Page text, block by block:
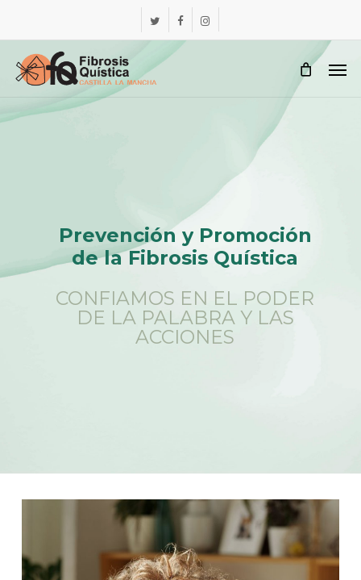
content
twitterfacebookinstagram
Prevención y Promoción
de la Fibrosis Quística
CONFIAMOS EN EL PODER
DE LA PALABRA Y LAS
ACCIONES